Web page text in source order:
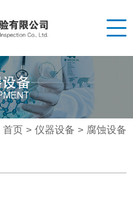
首页> 仪器设备 > 腐蚀设备